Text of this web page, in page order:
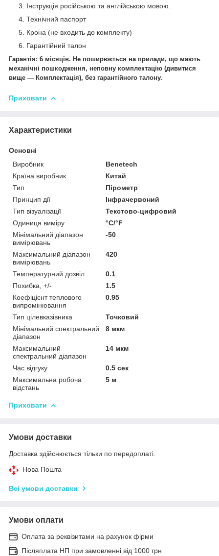
Інструкція російською та англійською мовою.
Технічний паспорт
Крона (не входить до комплекту)
Гарантійний талон
Гарантія: 6 місяців. Не поширюється на прилади, що мають
механічні пошкодження, неповну комплектацію (дивитися
вище — Комплектація), без гарантійного талону.
Приховати
Характеристики
Основні
Виробник
Benetech
Країна виробник
Китай
Тип
Пірометр
Принцип дії
Інфрачервоний
Тип візуалізації
Текстово-цифровий
Одиниця виміру
°С/°F
Мінімальний діапазон
вимірювань
-50
Максимальний діапазон
вимірювань
420
Температурний дозвіл
0.1
Похибка, +/-
1.5
Коефіцієнт теплового
випромінювання
0.95
Тип цілевказівника
Точковий
Мінімальний спектральний
діапазон
8 мкм
Максимальний
спектральний діапазон
14 мкм
Час відгуку
0.5 сек
Максимальна робоча
відстань
5 м
Приховати
Умови доставки
Доставка здійснюється тільки по передоплаті.
Нова Пошта
Всі умови доставки
Умови оплати
Оплата за реквізитами на рахунок фірми
Післяплата НП при замовленні від 1000 грн